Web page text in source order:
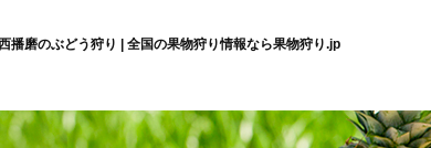
播磨のぶどう狩り | 全国の果物狩り情報なら果物狩り.jp